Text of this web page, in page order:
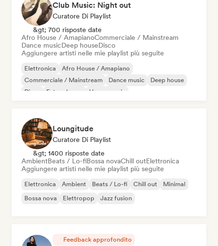
Club Music: Night out
Curatore Di Playlist
&gt; 700 risposte date
Afro House / AmapianoCommerciale / Mainstream
Dance musicDeep houseDisco
Aggiungere artisti nelle mie playlist più seguite
Elettronica
Afro House / Amapiano
Commerciale / Mainstream
Dance music
Deep house
Disco
Future house House music
Loungitude
Curatore Di Playlist
&gt; 1400 risposte date
AmbientBeats / Lo-fiBossa novaChill outElettronica
Aggiungere artisti nelle mie playlist più seguite
Elettronica Ambient Beats / Lo-fi Chill out
Minimal
Bossa nova
Elettropop Jazz fusion
Feedback approfondito